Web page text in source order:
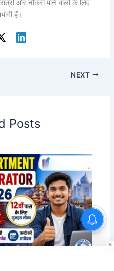
और नौकरी पाने वालों के लिए
हैं।
NEXT
Posts
Department
Operator Vacancy
| 12वीं पास भर्ती